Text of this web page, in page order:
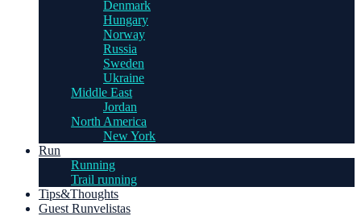
Denmark
Hungary
Norway
Russia
Sweden
Ukraine
Middle East
Jordan
North America
New York
Run
Running
Trail running
Tips&Thoughts
Guest Runvelistas